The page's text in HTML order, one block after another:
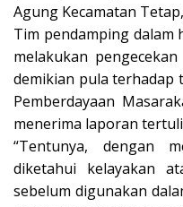
Agung Kecamatan
Tim pendamping dalam
melakukan
demikian pula terhadap
Pemberdayaan
menerima laporan
“Tentunya, dengan
diketahui kelayakan
sebelum digunakan